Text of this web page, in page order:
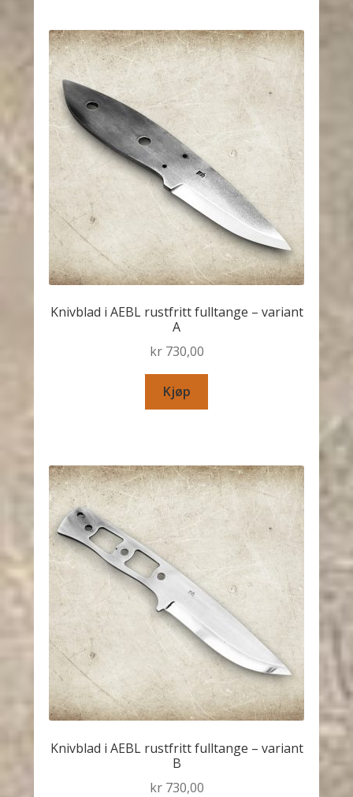
Knivblad i AEBL rustfritt fulltange – variant
A
kr730,00
Kjøp
Knivblad i AEBL rustfritt fulltange – variant
B
kr730,00